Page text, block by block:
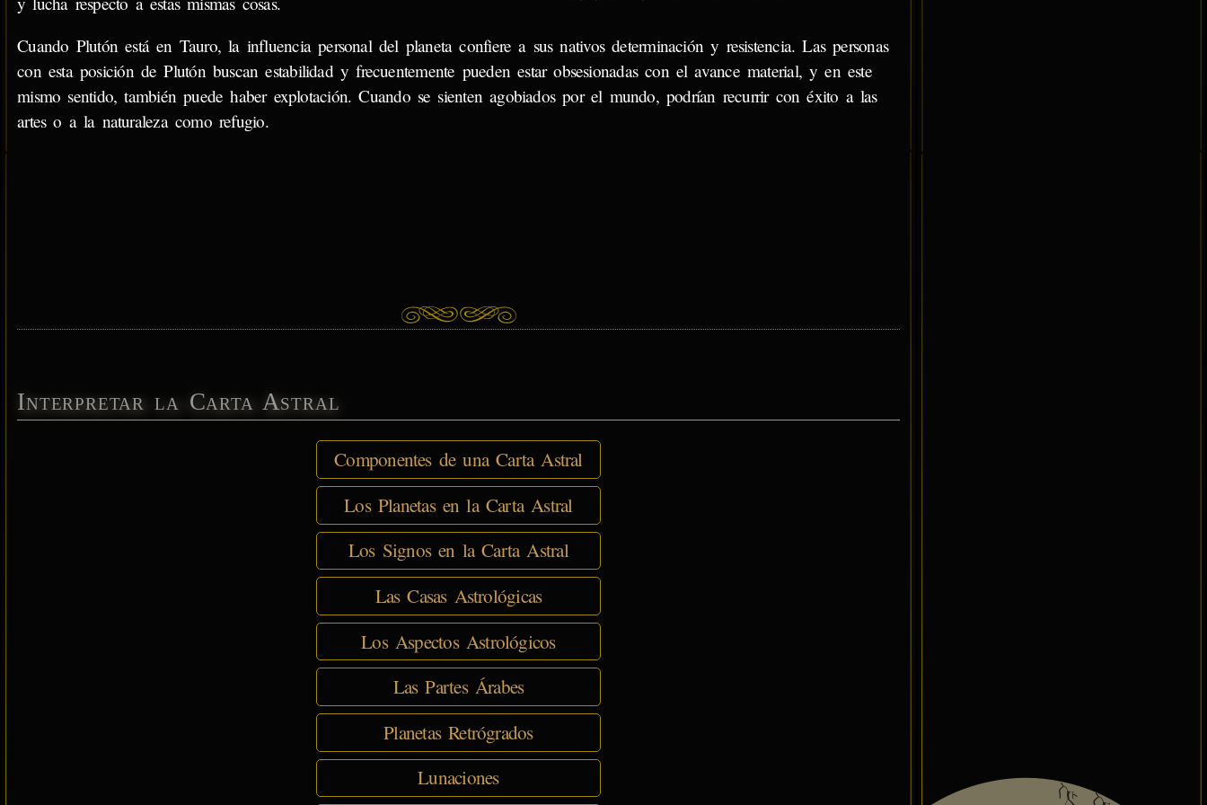
Cuando Plutón está en Tauro, la influencia personal del planeta confiere a sus nativos determinación y resistencia. Las personas
con esta posición de Plutón buscan estabilidad y frecuentemente pueden estar obsesionadas con el avance material, y en este
mismo sentido, también puede haber explotación. Cuando se sienten agobiados por el mundo, podrían recurrir con éxito a las
artes o a la naturaleza como refugio.
Interpretar la Carta Astral
Componentes de una Carta Astral
Los Planetas en la Carta Astral
Los Signos en la Carta Astral
Las Casas Astrológicas
Los Aspectos Astrológicos
Las Partes Árabes
Planetas Retrógrados
Lunaciones